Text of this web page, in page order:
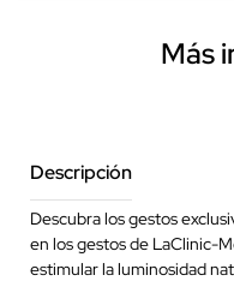
Más
Descripción
Descubra los gestos
en los gestos de LaClinic-
estimular la luminosidad